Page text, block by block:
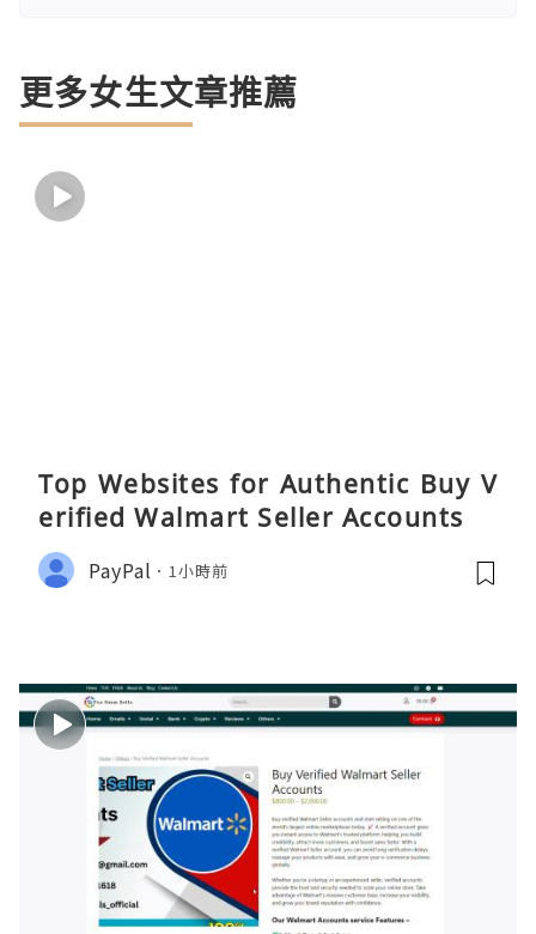
更多女生文章推薦
Top Websites for Authentic Buy V
erified Walmart Seller Accounts
PayPal 1小時前